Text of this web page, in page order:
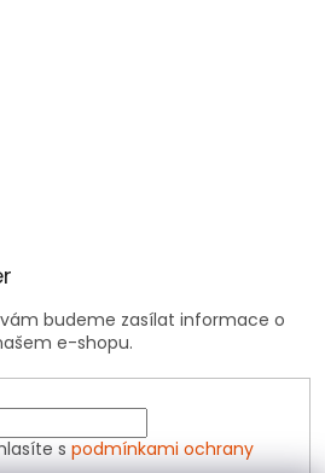
budeme zasílat informace o
e-shopu.
s podmínkami ochrany